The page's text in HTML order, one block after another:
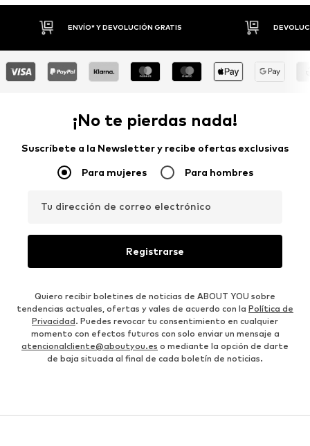
GRATIS DEVOLUCIONES HASTA 30 DÍAS
¡No te pierdas nada!
Suscríbete a la Newsletter y recibe ofertas exclusivas
Para mujeres Para hombres
Tu dirección de correo electrónico
Registrarse
Quiero recibir boletines de noticias de ABOUT YOU sobre
tendencias actuales, ofertas y vales de acuerdo con la Política de
Privacidad. Puedes revocar tu consentimiento en cualquier
momento con efectos futuros con solo enviar un mensaje a
atencionalcliente@aboutyou.es o mediante la opción de darte
de baja situada al final de cada boletín de noticias.